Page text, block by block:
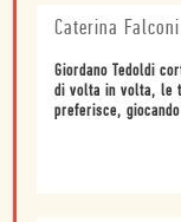
Caterina Falconi
Giordano Tedoldi
di volta in volta, le
preferisce,